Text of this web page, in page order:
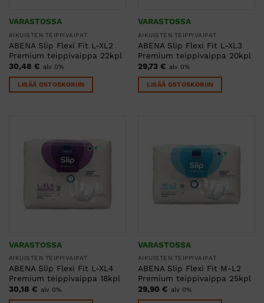
VARASTOSSA
AIKUISTEN TEIPPIVAIPAT
ABENA Slip Flexi Fit L-XL2
Premium teippivaippa 22kpl
30,48 € alv 0%
LISÄÄ OSTOSKORIIN
VARASTOSSA
AIKUISTEN TEIPPIVAIPAT
ABENA Slip Flexi Fit L-XL3
Premium teippivaippa 20kpl
29,73 € alv 0%
LISÄÄ OSTOSKORIIN
VARASTOSSA
AIKUISTEN TEIPPIVAIPAT
ABENA Slip Flexi Fit L-XL4
Premium teippivaippa 18kpl
30,18 € alv 0%
VARASTOSSA
AIKUISTEN TEIPPIVAIPAT
ABENA Slip Flexi Fit M-L2
Premium teippivaippa 25kpl
29,90 € alv 0%